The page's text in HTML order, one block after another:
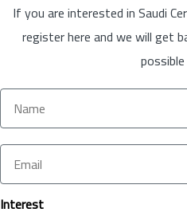
If you are interested in Saudi
register here and we will get
possible
Interest